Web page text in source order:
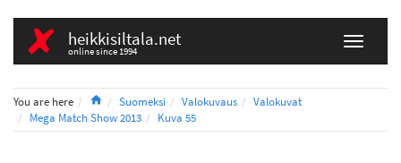
heikkisiltala.net
online since 1994
You are here HomeSuomeksi Valokuvaus
Valokuvat
Mega Match Show 2013
Kuva 55